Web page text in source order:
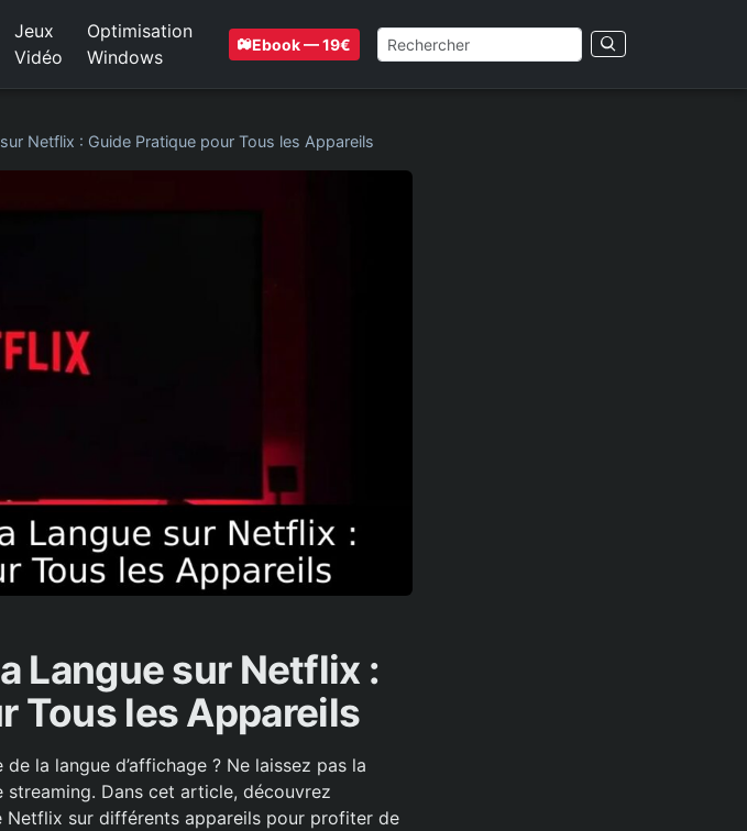
Jeux
Vidéo
Optimisation
Windows
Ebook — 19€
Netflix : Guide Pratique pour Tous les Appareils
Langue sur Netflix :
Tous les Appareils
la langue d’affichage ? Ne laissez pas la
Dans cet article, découvrez
sur différents appareils pour profiter de